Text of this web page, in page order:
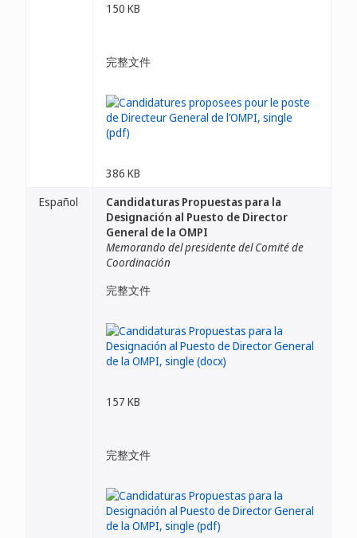
150 KB
完整文件
386 KB
Español
Candidaturas Propuestas para la
Designación al Puesto de Director
General de la OMPI
Memorando del presidente del Comité de
Coordinación
完整文件
157 KB
完整文件